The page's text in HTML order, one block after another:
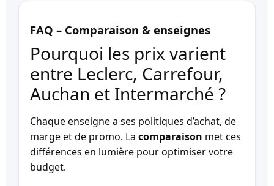
FAQ – Comparaison & enseignes
Pourquoi les prix varient
entre Leclerc, Carrefour,
Auchan et Intermarché ?
Chaque enseigne a ses politiques d’achat, de
marge et de promo. La comparaison met ces
différences en lumière pour optimiser votre
budget.